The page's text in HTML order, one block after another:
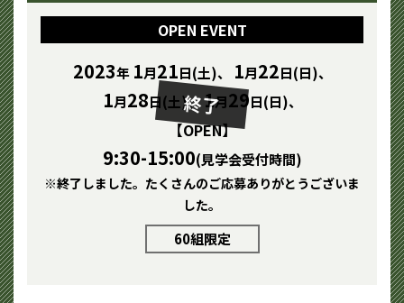
OPEN EVENT
2023年 1月21日(土)、 1月22日(日)、
1月28日(土)、1月29日(日)、
【OPEN】
9:30-15:00(見学会受付時間)
終了
※終了しました。たくさんのご応募ありがとうございま
した。
60組限定